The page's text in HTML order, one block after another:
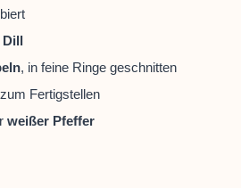
, in feine Ringe geschnitten
zum Fertigstellen
weißer Pfeffer